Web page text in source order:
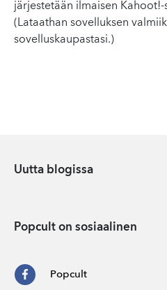
järjestetään ilmaisen Kahoot!-
(Lataathan sovelluksen
sovelluskaupastasi.)
Uutta blogissa
Popcult on sosiaalinen
Popcult